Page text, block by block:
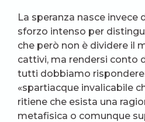
La speranza nasce invece
sforzo intenso per
che però non è dividere il
cattivi, ma rendersi conto
tutti dobbiamo
«spartiacque invalicabile
ritiene che esista una
metafisica o comunque